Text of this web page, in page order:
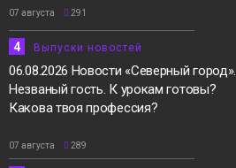
07 августа 291
4 Выпуски новостей
06.08.2026 Новости «Северный город».
Незваный гость. К урокам готовы?
Какова твоя профессия?
07 августа 289